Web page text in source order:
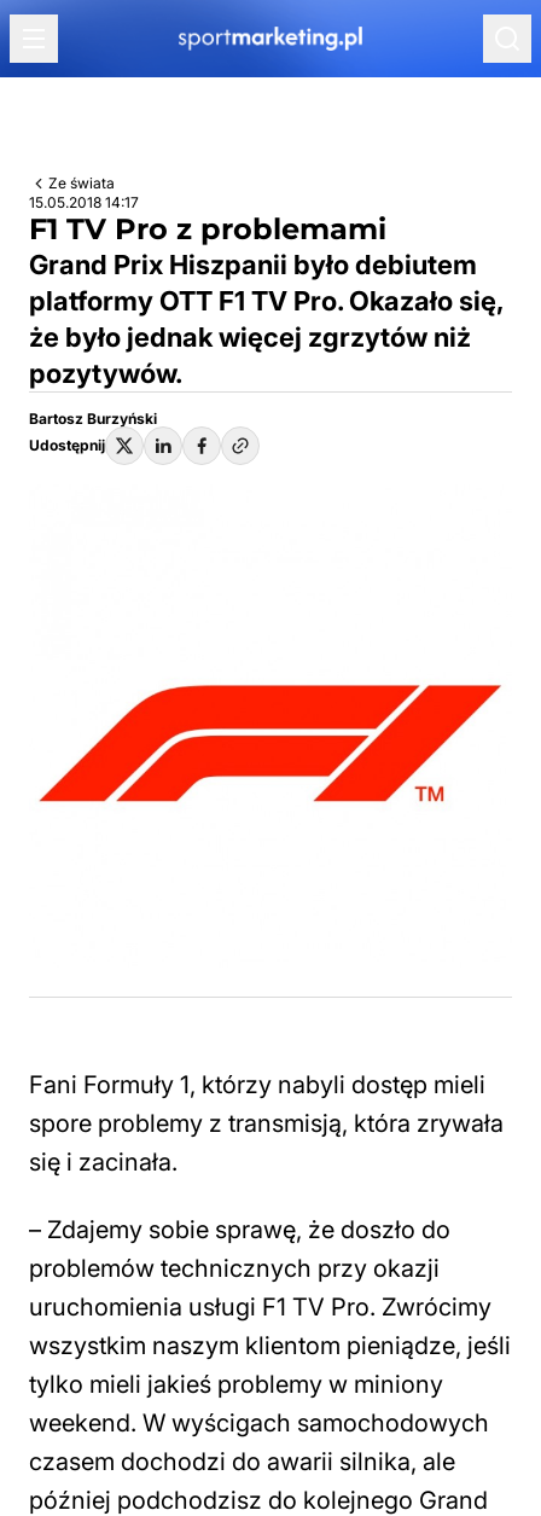
Przejdź do treści
Ze świata
15.05.2018 14:17
F1 TV Pro z problemami
Grand Prix Hiszpanii było debiutem
platformy OTT F1 TV Pro. Okazało się,
że było jednak więcej zgrzytów niż
pozytywów.
Bartosz Burzyński
Udostępnij
Fani Formuły 1, którzy nabyli dostęp mieli
spore problemy z transmisją, która zrywała
się i zacinała.
– Zdajemy sobie sprawę, że doszło do
problemów technicznych przy okazji
uruchomienia usługi F1 TV Pro. Zwrócimy
wszystkim naszym klientom pieniądze, jeśli
tylko mieli jakieś problemy w miniony
weekend. W wyścigach samochodowych
czasem dochodzi do awarii silnika, ale
później podchodzisz do kolejnego Grand